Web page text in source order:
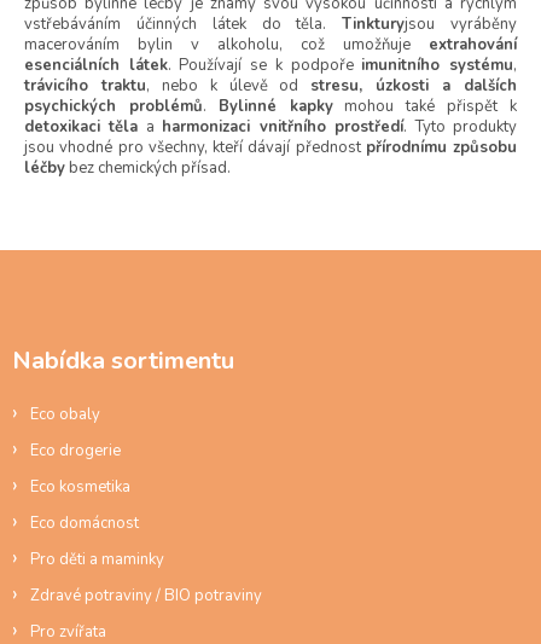
d
a
c
p
r
v
vstřebáváním účinných látek do těla.Tinkturyjsou vyráběny
macerováním bylin v alkoholu, což umožňuje extrahování
esenciálních látek. Používají se k podpoře imunitního systému,
trávicího traktu, nebo k úlevě od stresu, úzkosti a dalších
psychických problémů. Bylinné kapkymohou také přispět k
detoxikaci těla a harmonizaci vnitřního prostředí. Tyto produkty
jsou vhodné pro všechny, kteří dávají přednost přírodnímu způsobu
léčby bez chemických přísad.
Nabídka sortimentu
Eco obaly
Eco drogerie
Eco kosmetika
Eco domácnost
Pro děti a maminky
Zdravé potraviny / BIO potraviny
Pro zvířata